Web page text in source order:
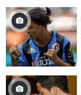
1
minute,
56
seconds